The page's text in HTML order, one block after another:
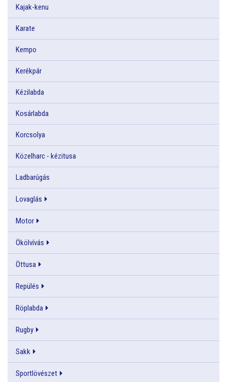
Kajak-kenu
Karate
Kempo
Kerékpár
Kézilabda
Kosárlabda
Korcsolya
Közelharc - kézitusa
Ladbarúgás
Lovaglás
Motor
Ökölvívás
Öttusa
Repülés
Röplabda
Rugby
Sakk
Sportlövészet